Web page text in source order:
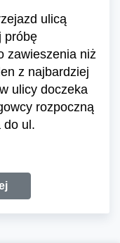
ulicą
próbę
zawieszenia niż
z najbardziej
ulicy doczeka
rozpoczną
do ul.